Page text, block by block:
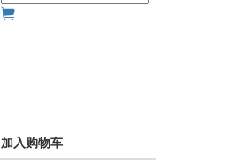
加入购物车